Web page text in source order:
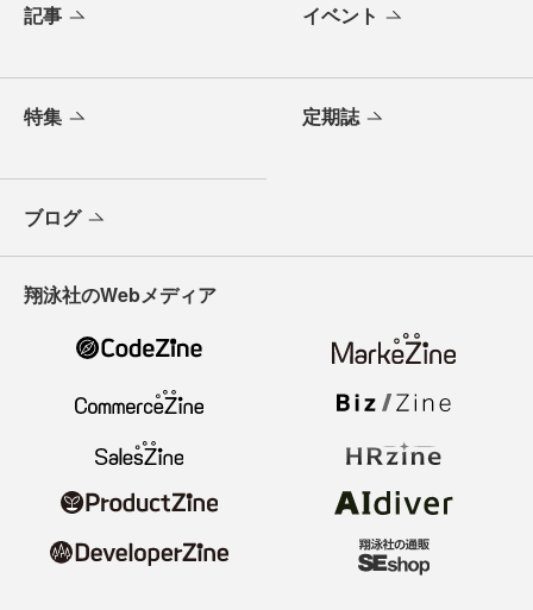
記事 イベント
特集 定期誌
ブログ
翔泳社のWebメディア